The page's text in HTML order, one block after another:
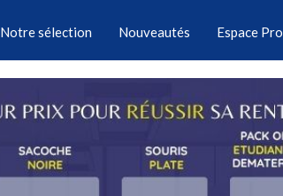
Notre sélection Nouveautés Espace Pro